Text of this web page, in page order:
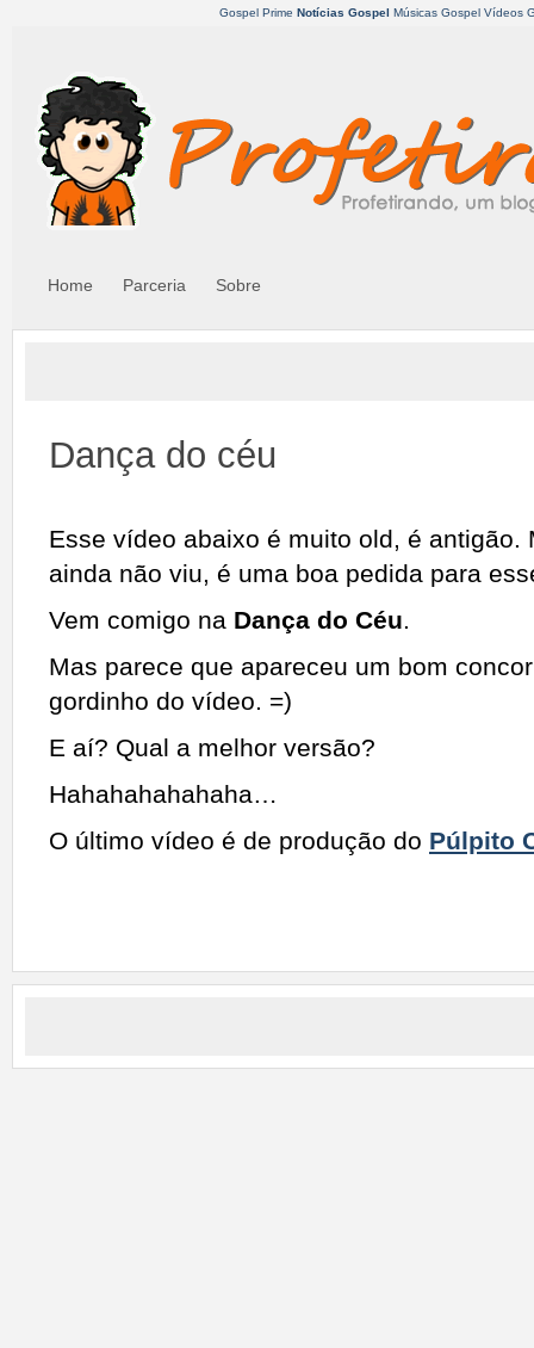
Gospel Prime Notícias Gospel Músicas Gospel Vídeos
Home Parceria Sobre
Dança do céu
Esse vídeo abaixo é muito old, é antigão.
ainda não viu, é uma boa pedida para
Vem comigo na Dança do Céu.
Mas parece que apareceu um bom
gordinho do vídeo. =)
E aí? Qual a melhor versão?
Hahahahahahaha…
O último vídeo é de produção do Púlpito